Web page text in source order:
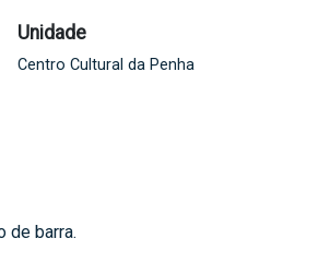
Unidade
Centro Cultural da Penha
de barra.